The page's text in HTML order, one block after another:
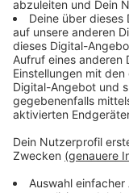
Mobiles
Anzeige
Das Impfmobil
Freitag wieder im
Schutzimpfung
noch braucht,